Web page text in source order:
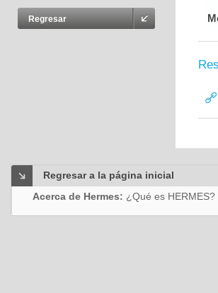
Regresar
Regresar a la página inicial
Acerca de Hermes: ¿Qué es HERMES?